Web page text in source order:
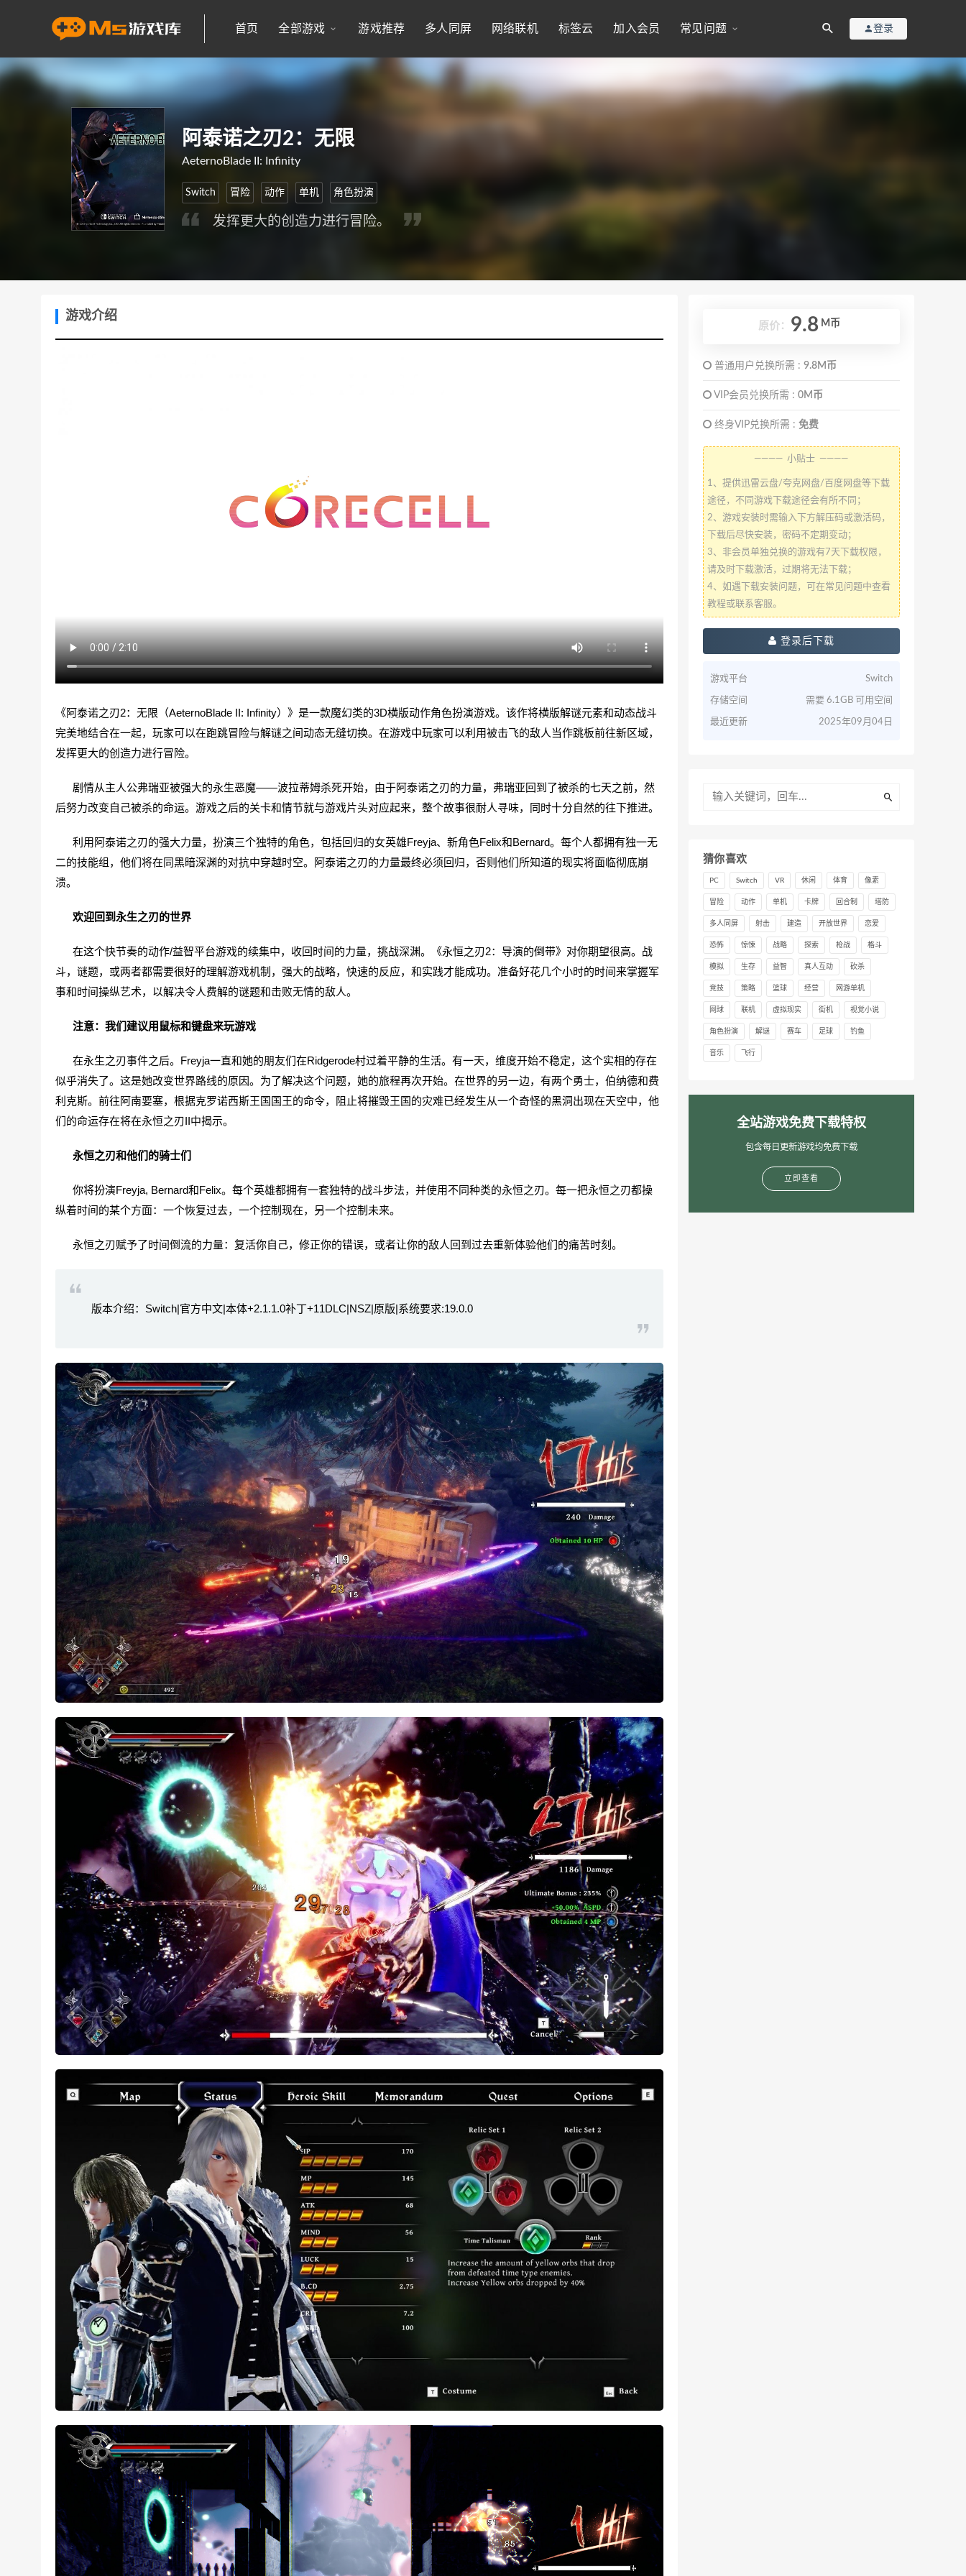
首页 全部游戏 游戏推荐 多人同屏 网络联机 标签云 加入会员 常见问题 登录
阿泰诺之刃2：无限
AeternoBlade II: Infinity
Switch 冒险 动作 单机 角色扮演
发挥更大的创造力进行冒险。
游戏介绍
《阿泰诺之刃2：无限（AeternoBlade II: Infinity）》是一款魔幻类的3D横版动作角色扮演游戏。该作将横版解谜元素和动态战斗
完美地结合在一起，玩家可以在跑跳冒险与解谜之间动态无缝切换。在游戏中玩家可以利用被击飞的敌人当作跳板前往新区域，
发挥更大的创造力进行冒险。
剧情从主人公弗瑞亚被强大的永生恶魔——波拉蒂姆杀死开始，由于阿泰诺之刃的力量，弗瑞亚回到了被杀的七天之前，然
后努力改变自己被杀的命运。游戏之后的关卡和情节就与游戏片头对应起来，整个故事很耐人寻味，同时十分自然的往下推进。
利用阿泰诺之刃的强大力量，扮演三个独特的角色，包括回归的女英雄Freyja、新角色Felix和Bernard。每个人都拥有独一无
二的技能组，他们将在同黑暗深渊的对抗中穿越时空。阿泰诺之刃的力量最终必须回归，否则他们所知道的现实将面临彻底崩
溃。
欢迎回到永生之刃的世界
在这个快节奏的动作/益智平台游戏的续集中，收回时间的力量，挑战深渊。《永恒之刃2：导演的倒带》对你期望很高。战
斗，谜题，或两者都需要很好的理解游戏机制，强大的战略，快速的反应，和实践才能成功。准备好花几个小时的时间来掌握军
事和时间操纵艺术，以解决令人费解的谜题和击败无情的敌人。
注意：我们建议用鼠标和键盘来玩游戏
在永生之刃事件之后。Freyja一直和她的朋友们在Ridgerode村过着平静的生活。有一天，维度开始不稳定，这个实相的存在
似乎消失了。这是她改变世界路线的原因。为了解决这个问题，她的旅程再次开始。在世界的另一边，有两个勇士，伯纳德和费
利克斯。前往阿南要塞，根据克罗诺西斯王国国王的命令，阻止将摧毁王国的灾难已经发生从一个奇怪的黑洞出现在天空中，他
们的命运存在将在永恒之刃II中揭示。
永恒之刃和他们的骑士们
你将扮演Freyja, Bernard和Felix。每个英雄都拥有一套独特的战斗步法，并使用不同种类的永恒之刃。每一把永恒之刃都操
纵着时间的某个方面：一个恢复过去，一个控制现在，另一个控制未来。
永恒之刃赋予了时间倒流的力量：复活你自己，修正你的错误，或者让你的敌人回到过去重新体验他们的痛苦时刻。
版本介绍：Switch|官方中文|本体+2.1.1.0补丁+11DLC|NSZ|原版|系统要求:19.0.0
原价： 9.8 M币
普通用户兑换所需 : 9.8M币
VIP会员兑换所需 : 0M币
终身VIP兑换所需 : 免费
———— 小贴士 ————
1、提供迅雷云盘/夸克网盘/百度网盘等下载
途径，不同游戏下载途径会有所不同；
2、游戏安装时需输入下方解压码或激活码，
下载后尽快安装，密码不定期变动；
3、非会员单独兑换的游戏有7天下载权限，
请及时下载激活，过期将无法下载；
4、如遇下载安装问题，可在常见问题中查看
教程或联系客服。
登录后下载
游戏平台 Switch
存储空间 需要 6.1GB 可用空间
最近更新 2025年09月04日
猜你喜欢
PC Switch VR 休闲 体育 像素
冒险 动作 单机 卡牌 回合制 塔防
多人同屏 射击 建造 开放世界 恋爱
恐怖 惊悚 战略 探索 枪战 格斗
模拟 生存 益智 真人互动 砍杀
竞技 策略 篮球 经营 网游单机
网球 联机 虚拟现实 街机 视觉小说
角色扮演 解谜 赛车 足球 钓鱼
音乐 飞行
全站游戏免费下载特权
包含每日更新游戏均免费下载
立即查看